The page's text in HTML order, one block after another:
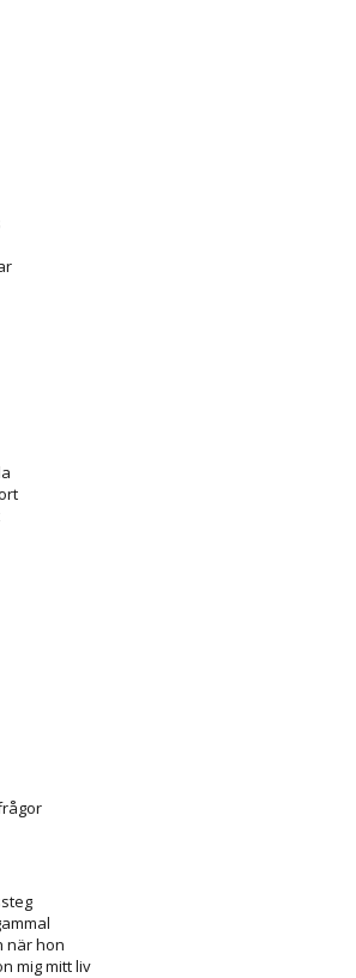
när hon
mig mitt liv